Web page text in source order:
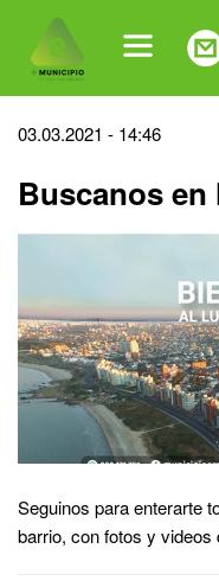
navigation
Back
top
03.03.2021 - 14:46
Buscanos
Seguinos para enterarte
barrio, con fotos y